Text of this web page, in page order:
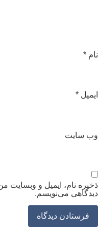
*
*
سایت
نام، ایمیل و وبسایت
می‌نویسم.